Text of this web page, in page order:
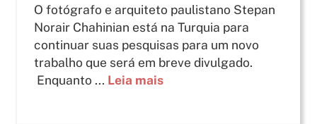
O fotógrafo e arquiteto paulistano Stepan
Norair Chahinian está na Turquia para
continuar suas pesquisas para um novo
trabalho que será em breve divulgado.
Enquanto ... Leia mais